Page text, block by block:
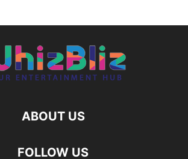
ABOUT US
FOLLOW US